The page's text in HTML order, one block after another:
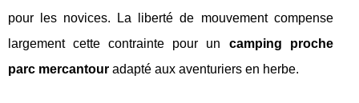
pour les novices. La liberté de mouvement compense
largement cette contrainte pour un camping proche
parc mercantour adapté aux aventuriers en herbe.